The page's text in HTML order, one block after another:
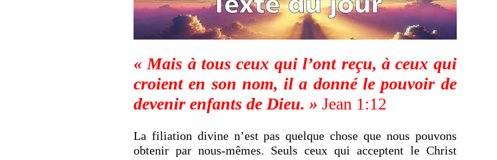
« Mais à tous ceux qui l’ont reçu, à ceux qui
croient en son nom, il a donné le pouvoir de
devenir enfants de Dieu. » Jean 1:12
La filiation divine n’est pas quelque chose que nous pouvons
obtenir par nous-mêmes. Seuls ceux qui acceptent le Christ